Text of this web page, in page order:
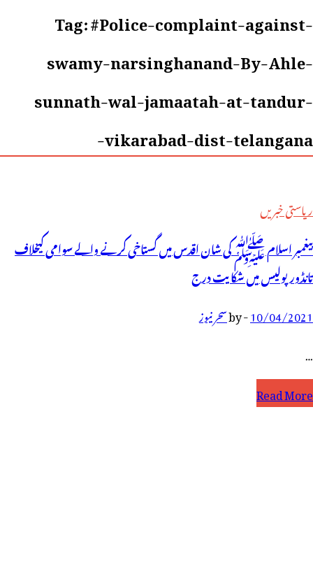
Tag:#Police-complaint-against-
swamy-narsinghanand-By-Ahle-
sunnath-wal-jamaatah-at-tandur-
vikarabad-dist-telangana-
ریاستی خبریں
پیغمبر اسلام ﷺ کی شان اقدس میں گستاخی کرنے والے سوامی کیخلاف
تانڈور پولیس میں شکایت درج
10/04/2021
-
byسحر نیوز
…
پیغمبر
Read More